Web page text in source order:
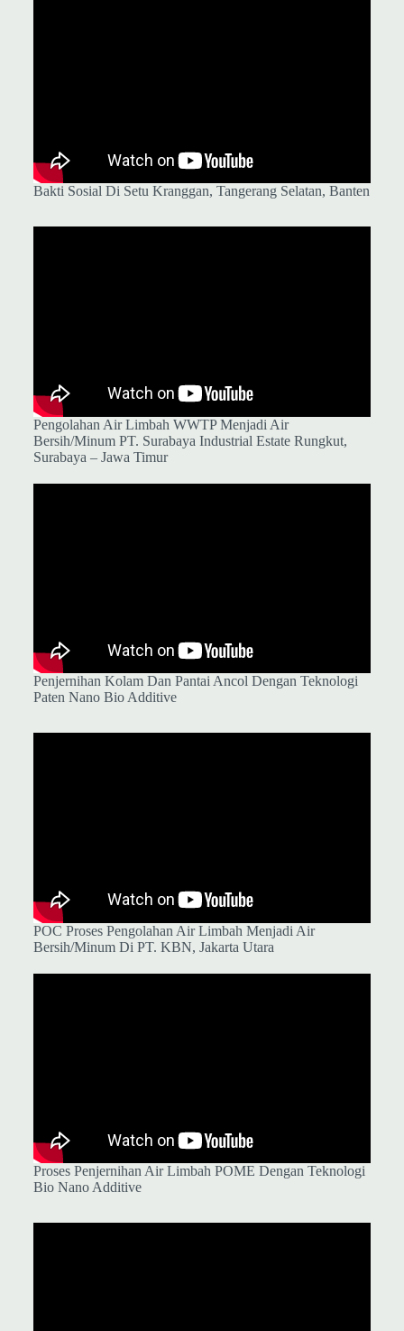
Bakti Sosial Di Setu Kranggan, Tangerang Selatan, Banten
Pengolahan Air Limbah WWTP Menjadi Air
Bersih/Minum PT. Surabaya Industrial Estate Rungkut,
Surabaya – Jawa Timur
Penjernihan Kolam Dan Pantai Ancol Dengan Teknologi
Paten Nano Bio Additive
POC Proses Pengolahan Air Limbah Menjadi Air
Bersih/Minum Di PT. KBN, Jakarta Utara
Proses Penjernihan Air Limbah POME Dengan Teknologi
Bio Nano Additive